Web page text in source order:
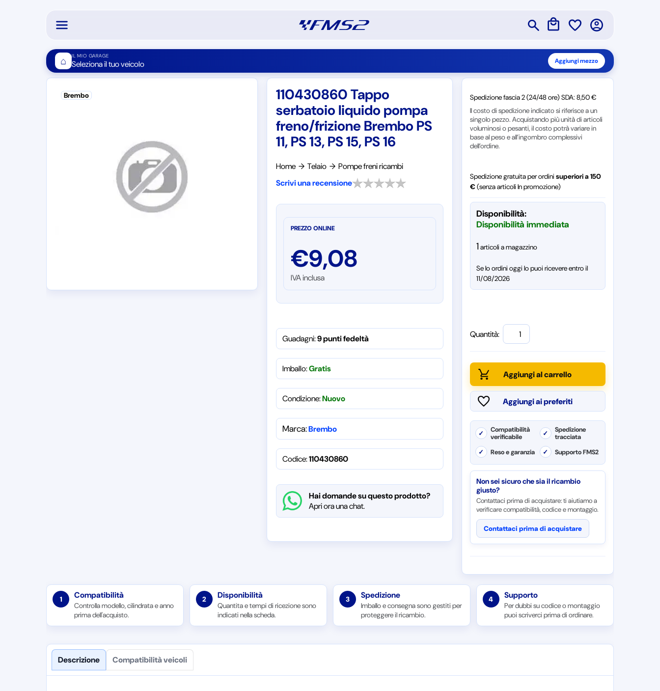
⌂ IL MIO GARAGE
Seleziona il tuo veicolo Aggiungi mezzo
Brembo
110430860 Tappo
serbatoio liquido pompa
freno/frizione Brembo PS
11, PS 13, PS 15, PS 16
Home → Telaio → Pompe freni ricambi
Scrivi una recensione
PREZZO ONLINE
€9,08
IVA inclusa
Guadagni:9 punti fedeltà
Imballo:Gratis
Condizione:Nuovo
Marca:Brembo
Codice:110430860
Hai domande su questo prodotto?
Apri ora una chat.
Spedizione fascia 2 (24/48 ore) SDA: 8,50 €
Il costo di spedizione indicato si riferisce a un
singolo pezzo. Acquistando più unità di articoli
voluminosi o pesanti, il costo potrà variare in
base al peso e all’ingombro complessivi
dell’ordine.
Spedizione gratuita per ordini superiori a 150
€(senza articoli In promozione)
Disponibilità:
Disponibilità immediata
1articoli a magazzino
Se lo ordini oggi lo puoi ricevere entro il
11/08/2026
Quantità:
✓
Compatibilità
verificabile
✓
Spedizione
tracciata
✓
Reso e garanzia ✓ Supporto FMS2
Non sei sicuro che sia il ricambio
giusto?
Contattaci prima di acquistare: ti aiutiamo a
verificare compatibilità, codice e montaggio.
Contattaci prima di acquistare
1 Compatibilità
Controlla modello, cilindrata e anno
prima dell'acquisto.
2 Disponibilità
Quantita e tempi di ricezione sono
indicati nella scheda.
3 Spedizione
Imballo e consegna sono gestiti per
proteggere il ricambio.
4 Supporto
Per dubbi su codice o montaggio
puoi scriverci prima di ordinare.
Descrizione Compatibilità veicoli